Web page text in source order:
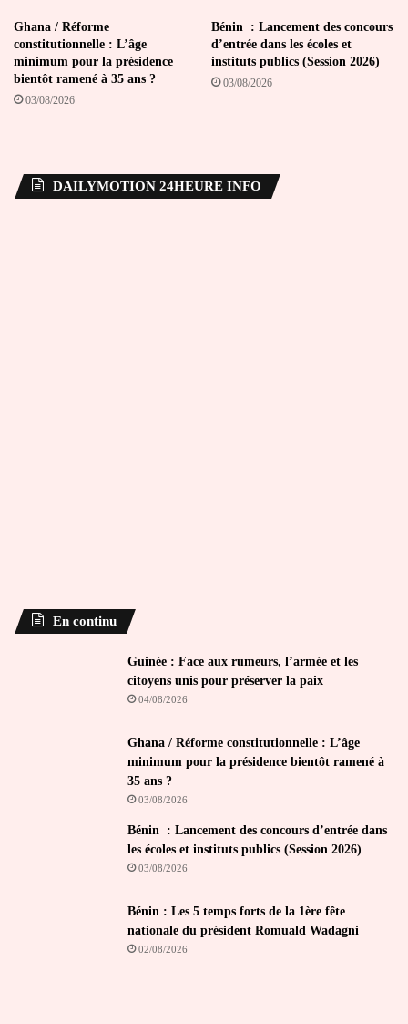
Ghana / Réforme
constitutionnelle : L’âge
minimum pour la présidence
bientôt ramené à 35 ans ?
03/08/2026
Bénin : Lancement des concours
d’entrée dans les écoles et
instituts publics (Session 2026)
03/08/2026
DAILYMOTION 24HEURE INFO
En continu
Guinée : Face aux rumeurs, l’armée et les
citoyens unis pour préserver la paix
04/08/2026
Ghana / Réforme constitutionnelle : L’âge
minimum pour la présidence bientôt ramené à
35 ans ?
03/08/2026
Bénin : Lancement des concours d’entrée dans
les écoles et instituts publics (Session 2026)
03/08/2026
Bénin : Les 5 temps forts de la 1ère fête
nationale du président Romuald Wadagni
02/08/2026